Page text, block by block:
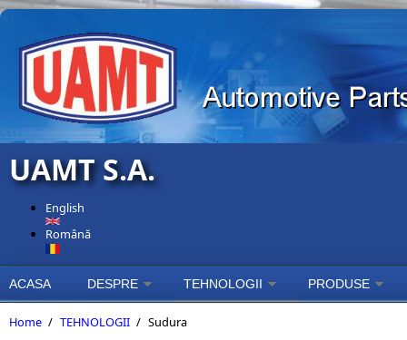
Skip to main content
UAMT S.A.
English
Română
ACASA DESPRE TEHNOLOGII PRODUSE
Home / TEHNOLOGII / Sudura